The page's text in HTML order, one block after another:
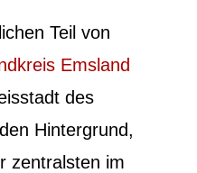
Teil von
Emsland
des
Hintergrund,
zentralsten im